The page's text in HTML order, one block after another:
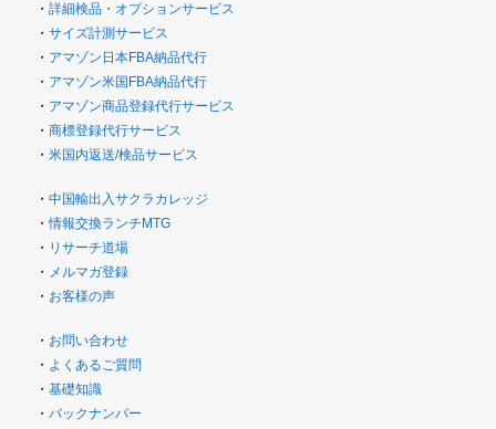
・ 詳細検品・オプションサービス
・ サイズ計測サービス
・ アマゾン日本FBA納品代行
・ アマゾン米国FBA納品代行
・ アマゾン商品登録代行サービス
・ 商標登録代行サービス
・ 米国内返送/検品サービス
・ 中国輸出入サクラカレッジ
・情報交換ランチMTG
・ リサーチ道場
・ メルマガ登録
・ お客様の声
・ お問い合わせ
・ よくあるご質問
・ 基礎知識
・ バックナンバー